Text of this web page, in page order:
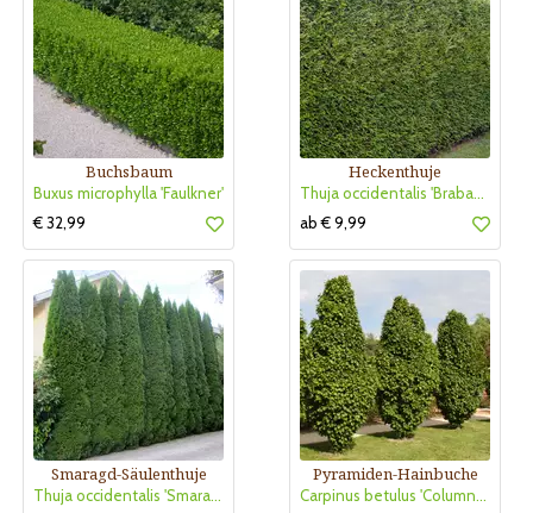
Buchsbaum
Buxus microphylla 'Faulkner'
€ 32,99
Heckenthuje
Thuja occidentalis 'Brabant'
ab € 9,99
Smaragd-Säulenthuje
Thuja occidentalis 'Smaragd'
Pyramiden-Hainbuche
Carpinus betulus 'Columnaris'